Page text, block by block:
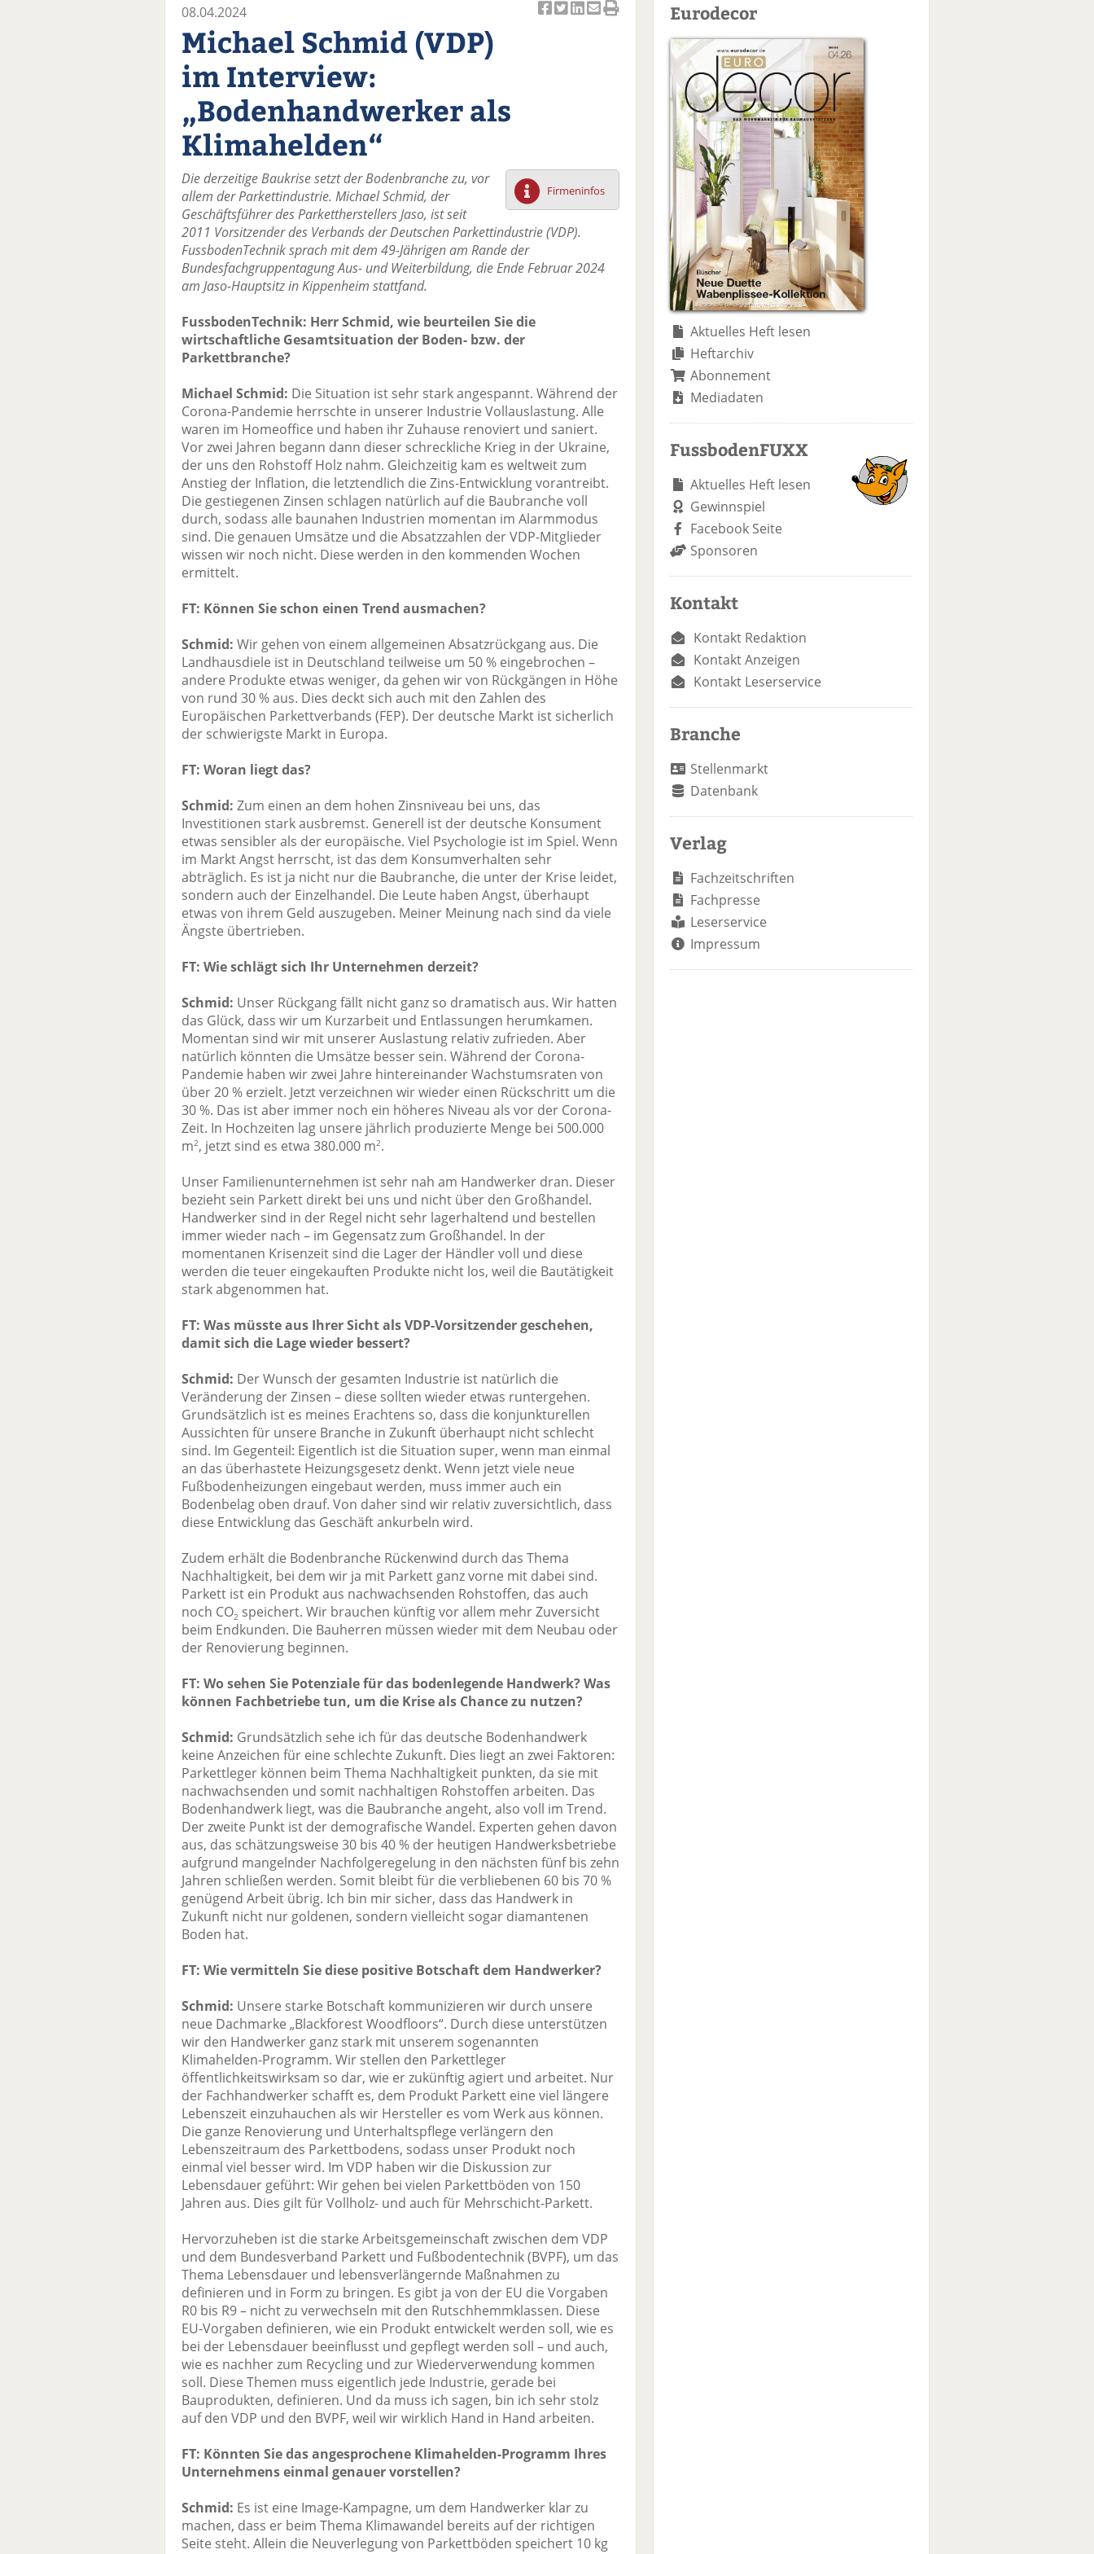
e
b
o
k
te
il
n k
e
di
n
te
il
e
ai
l
v
n
d
n
08.04.2024
Michael Schmid (VDP)
im Interview:
„Bodenhandwerker als
Klimahelden“
Firmeninfos
Die derzeitige Baukrise setzt der Bodenbranche zu, vor
allem der Parkettindustrie. Michael Schmid, der
Geschäftsführer des Parkettherstellers Jaso, ist seit
2011 Vorsitzender des Verbands der Deutschen Parkettindustrie (VDP).
FussbodenTechnik sprach mit dem 49-Jährigen am Rande der
Bundesfachgruppentagung Aus- und Weiterbildung, die Ende Februar 2024
am Jaso-Hauptsitz in Kippenheim stattfand.
FussbodenTechnik: Herr Schmid, wie beurteilen Sie die
wirtschaftliche Gesamtsituation der Boden- bzw. der
Parkettbranche?
Michael Schmid: Die Situation ist sehr stark angespannt. Während der
Corona-Pandemie herrschte in unserer Industrie Vollauslastung. Alle
waren im Homeoffice und haben ihr Zuhause renoviert und saniert.
Vor zwei Jahren begann dann dieser schreckliche Krieg in der Ukraine,
der uns den Rohstoff Holz nahm. Gleichzeitig kam es weltweit zum
Anstieg der Inflation, die letztendlich die Zins-Entwicklung vorantreibt.
Die gestiegenen Zinsen schlagen natürlich auf die Baubranche voll
durch, sodass alle baunahen Industrien momentan im Alarmmodus
sind. Die genauen Umsätze und die Absatzzahlen der VDP-Mitglieder
wissen wir noch nicht. Diese werden in den kommenden Wochen
ermittelt.
FT: Können Sie schon einen Trend ausmachen?
Schmid: Wir gehen von einem allgemeinen Absatzrückgang aus. Die
Landhausdiele ist in Deutschland teilweise um 50 % eingebrochen –
andere Produkte etwas weniger, da gehen wir von Rückgängen in Höhe
von rund 30 % aus. Dies deckt sich auch mit den Zahlen des
Europäischen Parkettverbands (FEP). Der deutsche Markt ist sicherlich
der schwierigste Markt in Europa.
FT: Woran liegt das?
Schmid: Zum einen an dem hohen Zinsniveau bei uns, das
Investitionen stark ausbremst. Generell ist der deutsche Konsument
etwas sensibler als der europäische. Viel Psychologie ist im Spiel. Wenn
im Markt Angst herrscht, ist das dem Konsumverhalten sehr
abträglich. Es ist ja nicht nur die Baubranche, die unter der Krise leidet,
sondern auch der Einzelhandel. Die Leute haben Angst, überhaupt
etwas von ihrem Geld auszugeben. Meiner Meinung nach sind da viele
Ängste übertrieben.
FT: Wie schlägt sich Ihr Unternehmen derzeit?
Schmid: Unser Rückgang fällt nicht ganz so dramatisch aus. Wir hatten
das Glück, dass wir um Kurzarbeit und Entlassungen herumkamen.
Momentan sind wir mit unserer Auslastung relativ zufrieden. Aber
natürlich könnten die Umsätze besser sein. Während der Corona-
Pandemie haben wir zwei Jahre hintereinander Wachstumsraten von
über 20 % erzielt. Jetzt verzeichnen wir wieder einen Rückschritt um die
30 %. Das ist aber immer noch ein höheres Niveau als vor der Corona-
Zeit. In Hochzeiten lag unsere jährlich produzierte Menge bei 500.000
m2, jetzt sind es etwa 380.000 m2.
Unser Familienunternehmen ist sehr nah am Handwerker dran. Dieser
bezieht sein Parkett direkt bei uns und nicht über den Großhandel.
Handwerker sind in der Regel nicht sehr lagerhaltend und bestellen
immer wieder nach – im Gegensatz zum Großhandel. In der
momentanen Krisenzeit sind die Lager der Händler voll und diese
werden die teuer eingekauften Produkte nicht los, weil die Bautätigkeit
stark abgenommen hat.
FT: Was müsste aus Ihrer Sicht als VDP-Vorsitzender geschehen,
damit sich die Lage wieder bessert?
Schmid: Der Wunsch der gesamten Industrie ist natürlich die
Veränderung der Zinsen – diese sollten wieder etwas runtergehen.
Grundsätzlich ist es meines Erachtens so, dass die konjunkturellen
Aussichten für unsere Branche in Zukunft überhaupt nicht schlecht
sind. Im Gegenteil: Eigentlich ist die Situation super, wenn man einmal
an das überhastete Heizungsgesetz denkt. Wenn jetzt viele neue
Fußbodenheizungen eingebaut werden, muss immer auch ein
Bodenbelag oben drauf. Von daher sind wir relativ zuversichtlich, dass
diese Entwicklung das Geschäft ankurbeln wird.
Zudem erhält die Bodenbranche Rückenwind durch das Thema
Nachhaltigkeit, bei dem wir ja mit Parkett ganz vorne mit dabei sind.
Parkett ist ein Produkt aus nachwachsenden Rohstoffen, das auch
noch CO2 speichert. Wir brauchen künftig vor allem mehr Zuversicht
beim Endkunden. Die Bauherren müssen wieder mit dem Neubau oder
der Renovierung beginnen.
FT: Wo sehen Sie Potenziale für das bodenlegende Handwerk? Was
können Fachbetriebe tun, um die Krise als Chance zu nutzen?
Schmid: Grundsätzlich sehe ich für das deutsche Bodenhandwerk
keine Anzeichen für eine schlechte Zukunft. Dies liegt an zwei Faktoren:
Parkettleger können beim Thema Nachhaltigkeit punkten, da sie mit
nachwachsenden und somit nachhaltigen Rohstoffen arbeiten. Das
Bodenhandwerk liegt, was die Baubranche angeht, also voll im Trend.
Der zweite Punkt ist der demografische Wandel. Experten gehen davon
aus, das schätzungsweise 30 bis 40 % der heutigen Handwerksbetriebe
aufgrund mangelnder Nachfolgeregelung in den nächsten fünf bis zehn
Jahren schließen werden. Somit bleibt für die verbliebenen 60 bis 70 %
genügend Arbeit übrig. Ich bin mir sicher, dass das Handwerk in
Zukunft nicht nur goldenen, sondern vielleicht sogar diamantenen
Boden hat.
FT: Wie vermitteln Sie diese positive Botschaft dem Handwerker?
Schmid: Unsere starke Botschaft kommunizieren wir durch unsere
neue Dachmarke „Blackforest Woodfloors“. Durch diese unterstützen
wir den Handwerker ganz stark mit unserem sogenannten
Klimahelden-Programm. Wir stellen den Parkettleger
öffentlichkeitswirksam so dar, wie er zukünftig agiert und arbeitet. Nur
der Fachhandwerker schafft es, dem Produkt Parkett eine viel längere
Lebenszeit einzuhauchen als wir Hersteller es vom Werk aus können.
Die ganze Renovierung und Unterhaltspflege verlängern den
Lebenszeitraum des Parkettbodens, sodass unser Produkt noch
einmal viel besser wird. Im VDP haben wir die Diskussion zur
Lebensdauer geführt: Wir gehen bei vielen Parkettböden von 150
Jahren aus. Dies gilt für Vollholz- und auch für Mehrschicht-Parkett.
Hervorzuheben ist die starke Arbeitsgemeinschaft zwischen dem VDP
und dem Bundesverband Parkett und Fußbodentechnik (BVPF), um das
Thema Lebensdauer und lebensverlängernde Maßnahmen zu
definieren und in Form zu bringen. Es gibt ja von der EU die Vorgaben
R0 bis R9 – nicht zu verwechseln mit den Rutschhemmklassen. Diese
EU-Vorgaben definieren, wie ein Produkt entwickelt werden soll, wie es
bei der Lebensdauer beeinflusst und gepflegt werden soll – und auch,
wie es nachher zum Recycling und zur Wiederverwendung kommen
soll. Diese Themen muss eigentlich jede Industrie, gerade bei
Bauprodukten, definieren. Und da muss ich sagen, bin ich sehr stolz
auf den VDP und den BVPF, weil wir wirklich Hand in Hand arbeiten.
FT: Könnten Sie das angesprochene Klimahelden-Programm Ihres
Unternehmens einmal genauer vorstellen?
Schmid: Es ist eine Image-Kampagne, um dem Handwerker klar zu
machen, dass er beim Thema Klimawandel bereits auf der richtigen
Seite steht. Allein die Neuverlegung von Parkettböden speichert 10 kg
Eurodecor
Aktuelles Heft lesen
Heftarchiv
Abonnement
Mediadaten
FussbodenFUXX
Aktuelles Heft lesen
Gewinnspiel
Facebook Seite
Sponsoren
Kontakt
Kontakt Redaktion
Kontakt Anzeigen
Kontakt Leserservice
Branche
Stellenmarkt
Datenbank
Verlag
Fachzeitschriften
Fachpresse
Leserservice
Impressum